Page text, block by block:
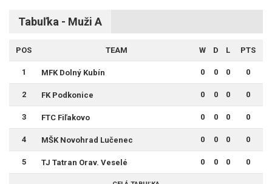
Tabuľka - Muži A
POS TEAM W D L PTS
1 MFK Dolný Kubín 0 0 0 0
2 FK Podkonice 0 0 0 0
3 FTC Fiľakovo 0 0 0 0
4 MŠK Novohrad Lučenec 0 0 0 0
5 TJ Tatran Orav. Veselé 0 0 0 0